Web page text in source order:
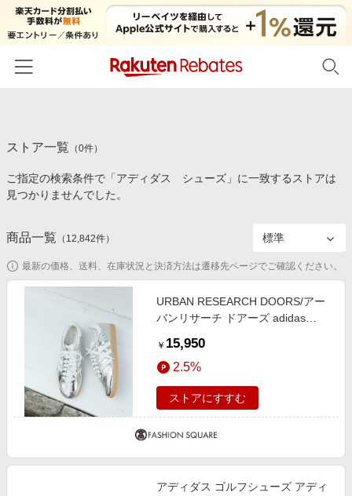
カテゴリー一覧
百貨店・総合ECモール
食品・スイーツ・お酒
コスメ・健康・医薬品
キッズ・ベビー用品
家電・PC・スマホ・カメラ
スポーツ・アウトドア・ゴルフ
インテリア・寝具
旅行・レジャー・ホテル予約
イベント一覧
初回購入者限定特典
対象ストア新規限定特典
楽天ペイ導入ストア
楽天サービス特集
旅行特集
わくわく夏特集
楽天IDでログイン/会員登録
ストア一覧 （0件）
ご指定の検索条件で「アディダス シューズ」に一致するストアは
見つかりませんでした。
商品一覧 （ 12,842件）
最新の価格、送料、在庫状況と決済方法は遷移先ページでご確認ください。
URBAN RESEARCH DOORS/アー
バンリサーチ ドアーズ adidas
￥ 15,950
2.5%
ストアにすすむ
アディダス ゴルフシューズ アディ